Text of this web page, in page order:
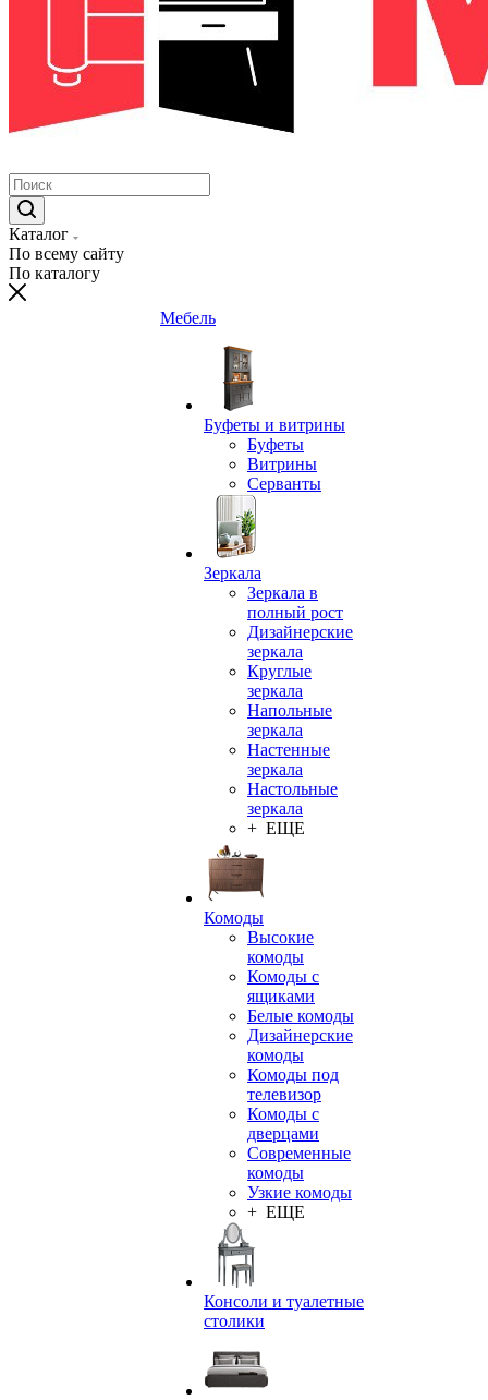
Каталог
По всему сайту
По каталогу
Мебель
Буфеты и витрины
Буфеты
Витрины
Серванты
Зеркала
Зеркала в
полный рост
Дизайнерские
зеркала
Круглые
зеркала
Напольные
зеркала
Настенные
зеркала
Настольные
зеркала
+ ЕЩЕ
Комоды
Высокие
комоды
Комоды с
ящиками
Белые комоды
Дизайнерские
комоды
Комоды под
телевизор
Комоды с
дверцами
Современные
комоды
Узкие комоды
+ ЕЩЕ
Консоли и туалетные
столики